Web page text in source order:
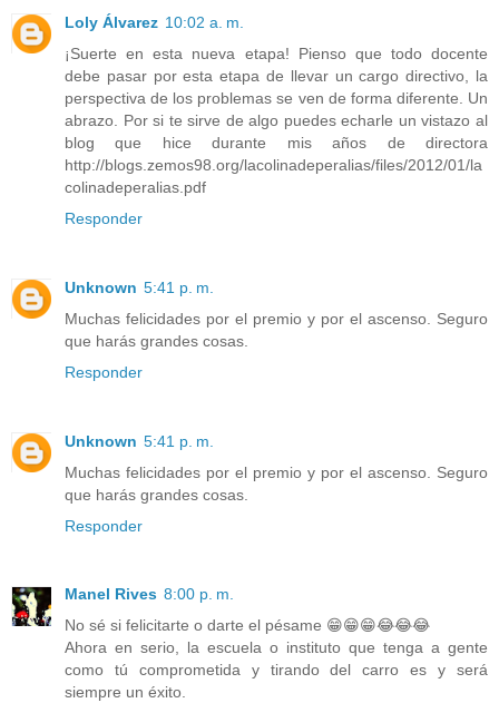
Loly Álvarez 10:02 a. m.
¡Suerte en esta nueva etapa! Pienso que todo docente
debe pasar por esta etapa de llevar un cargo directivo, la
perspectiva de los problemas se ven de forma diferente. Un
abrazo. Por si te sirve de algo puedes echarle un vistazo al
blog que hice durante mis años de directora
http://blogs.zemos98.org/lacolinadeperalias/files/2012/01/la
colinadeperalias.pdf
Responder
Unknown 5:41 p. m.
Muchas felicidades por el premio y por el ascenso. Seguro
que harás grandes cosas.
Responder
Unknown 5:41 p. m.
Muchas felicidades por el premio y por el ascenso. Seguro
que harás grandes cosas.
Responder
Manel Rives 8:00 p. m.
No sé si felicitarte o darte el pésame 😁😁😁😂😂😂
Ahora en serio, la escuela o instituto que tenga a gente
como tú comprometida y tirando del carro es y será
siempre un éxito.